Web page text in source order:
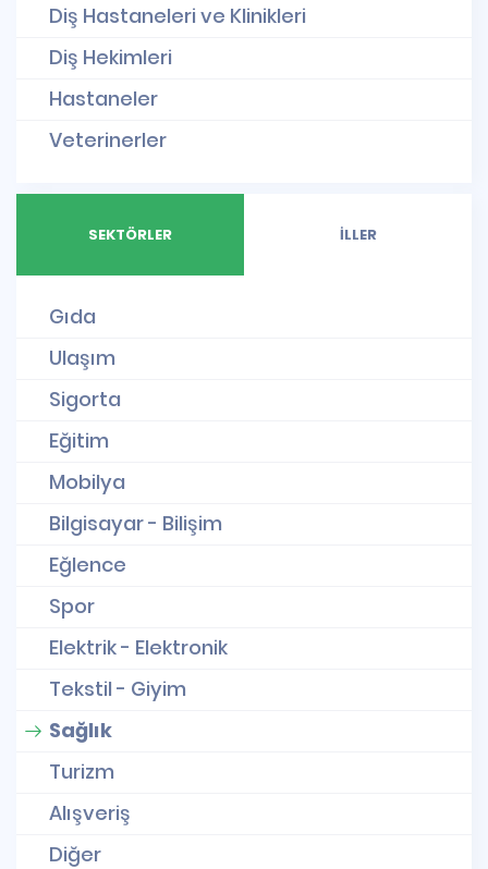
Diş Hastaneleri ve Klinikleri
Diş Hekimleri
Hastaneler
Veterinerler
SEKTÖRLER İLLER
Gıda
Ulaşım
Sigorta
Eğitim
Mobilya
Bilgisayar - Bilişim
Eğlence
Spor
Elektrik - Elektronik
Tekstil - Giyim
Sağlık
Turizm
Alışveriş
Diğer